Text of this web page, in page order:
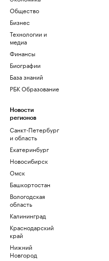
Общество
Бизнес
Технологии и
медиа
Финансы
Биографии
База знаний
РБК Образование
Новости
регионов
Санкт-Петербург
и область
Екатеринбург
Новосибирск
Омск
Башкортостан
Вологодская
область
Калининград
Краснодарский
край
Нижний
Новгород